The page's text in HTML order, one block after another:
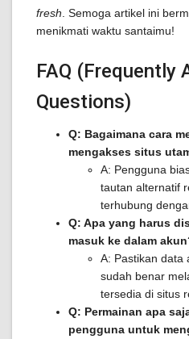
fresh . Semoga artikel ini
menikmati waktu santaimu!
FAQ (Frequently
Questions)
Q: Bagaimana cara
mengakses situs
A: Pengguna
tautan alternatif
terhubung
Q: Apa yang harus
masuk ke dalam
A: Pastikan data
sudah benar
tersedia di situs
Q: Permainan apa
pengguna untuk